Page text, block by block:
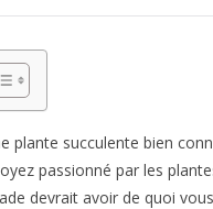
plante succulente bien
passionné par les
devrait avoir de quoi